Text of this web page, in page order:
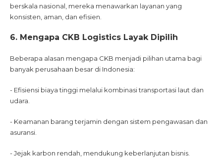
berskala nasional, mereka menawarkan layanan yang
konsisten, aman, dan efisien.
6. Mengapa CKB Logistics Layak Dipilih
Beberapa alasan mengapa CKB menjadi pilihan utama bagi
banyak perusahaan besar di Indonesia:
- Efisiensi biaya tinggi melalui kombinasi transportasi laut dan
udara.
- Keamanan barang terjamin dengan sistem pengawasan dan
asuransi.
- Jejak karbon rendah, mendukung keberlanjutan bisnis.